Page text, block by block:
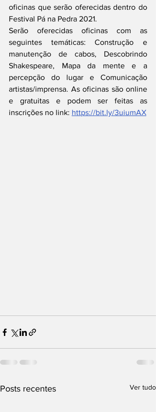
oficinas que serão oferecidas dentro do
Festival Pá na Pedra 2021.
Serão oferecidas oficinas com as
seguintes temáticas: Construção e
manutenção de cabos, Descobrindo
Shakespeare, Mapa da mente e a
percepção do lugar e Comunicação
artistas/imprensa. As oficinas são online
e gratuitas e podem ser feitas as
inscrições no link: https://bit.ly/3uiumAX
Posts recentes Ver tudo